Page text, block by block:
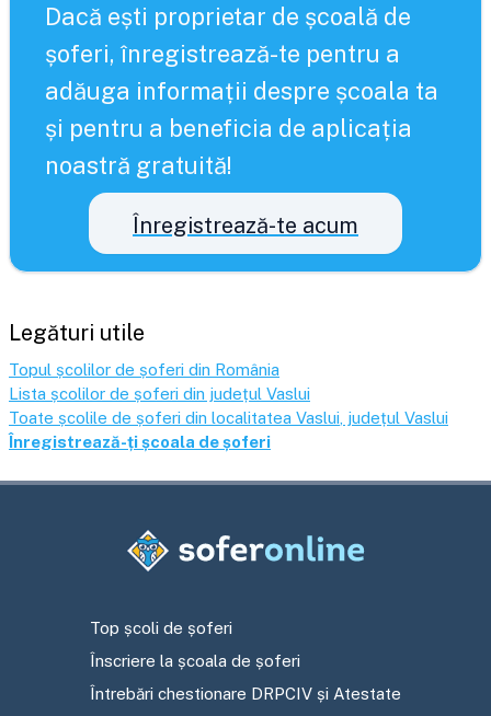
Dacă ești proprietar de școală de
șoferi, înregistrează-te pentru a
adăuga informații despre școala ta
și pentru a beneficia de aplicația
noastră gratuită!
Înregistrează-te acum
Legături utile
Topul școlilor de șoferi din România
Lista școlilor de șoferi din județul Vaslui
Toate școlile de șoferi din localitatea Vaslui , județul Vaslui
Înregistrează-ți școala de șoferi
Top școli de șoferi
Înscriere la școala de șoferi
Întrebări chestionare DRPCIV și Atestate